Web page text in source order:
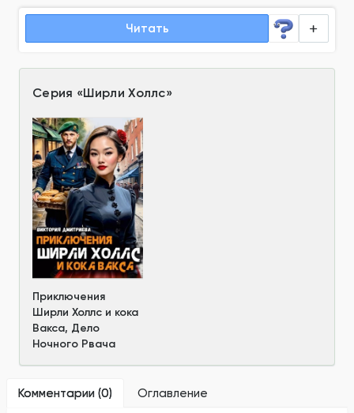
Читать
Серия «Ширли Холлс»
Приключения
Ширли Холлс и кока
Вакса, Дело
Ночного Рвача
Комментарии (0) Оглавление